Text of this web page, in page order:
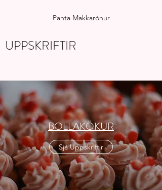
Panta Makkarónur
UPPSKRIFTIR
BOLLAKÖKUR
Sjá Uppskriftir